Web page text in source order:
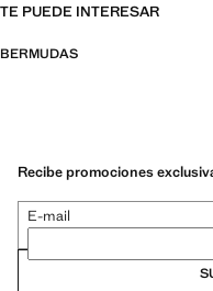
TE PUEDE INTERESAR
BERMUDAS
Recibe promociones
E-mail